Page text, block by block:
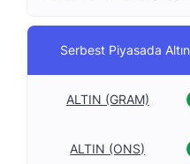
Serbest Piyasada Altın
ALTIN (GRAM)
ALTIN (ONS)